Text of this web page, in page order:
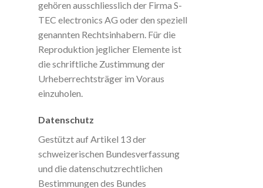
gehören ausschliesslich der Firma S-
TEC electronics AG oder den speziell
genannten Rechtsinhabern. Für die
Reproduktion jeglicher Elemente ist
die schriftliche Zustimmung der
Urheberrechtsträger im Voraus
einzuholen.
Datenschutz
Gestützt auf Artikel 13 der
schweizerischen Bundesverfassung
und die datenschutzrechtlichen
Bestimmungen des Bundes